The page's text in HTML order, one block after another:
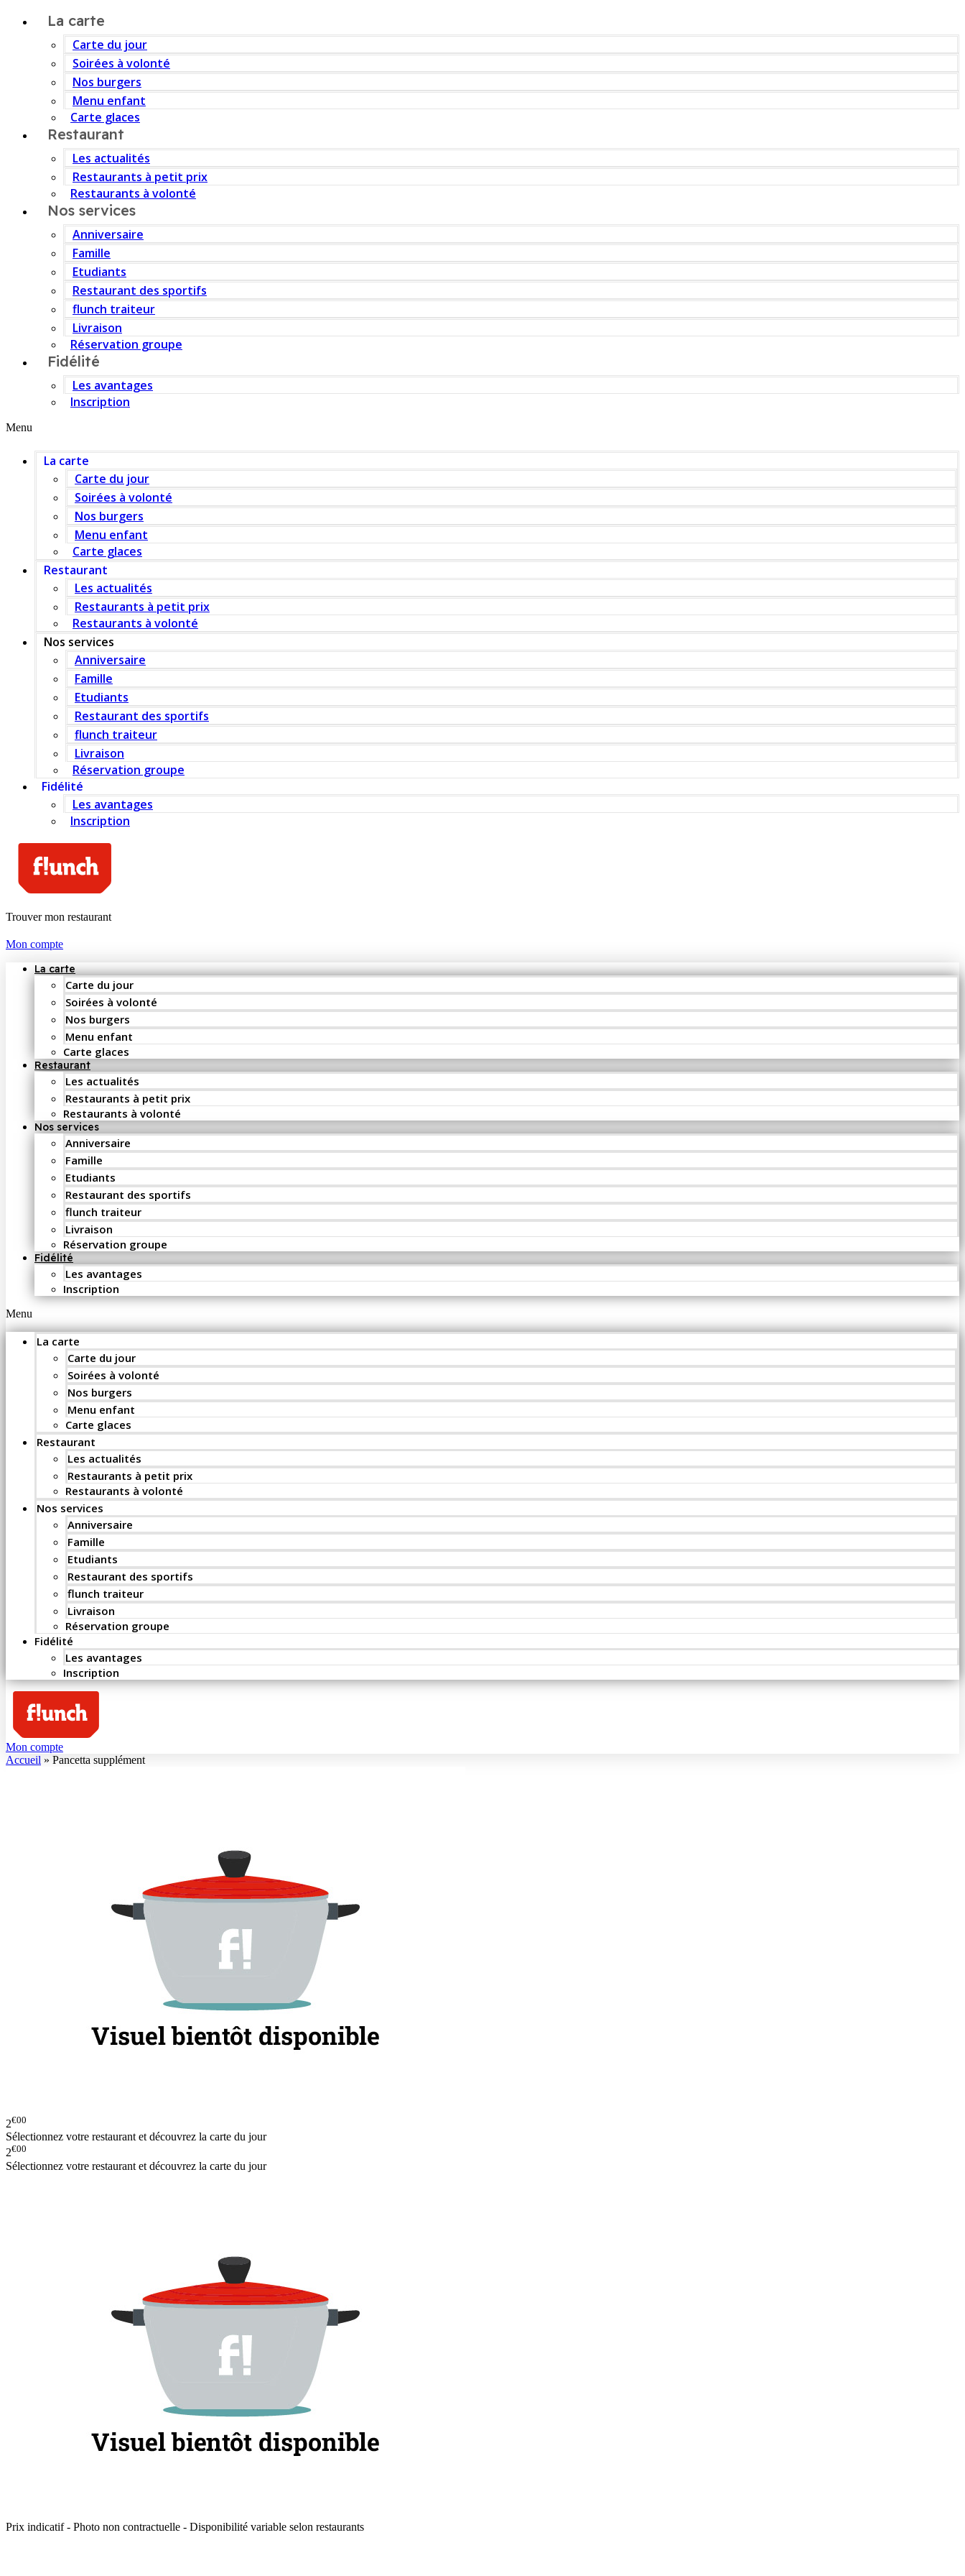
La carte
Carte du jour
Soirées à volonté
Nos burgers
Menu enfant
Carte glaces
Restaurant
Les actualités
Restaurants à petit prix
Restaurants à volonté
Nos services
Anniversaire
Famille
Etudiants
Restaurant des sportifs
flunch traiteur
Livraison
Réservation groupe
Fidélité
Les avantages
Inscription
Menu
La carte
Carte du jour
Soirées à volonté
Nos burgers
Menu enfant
Carte glaces
Restaurant
Les actualités
Restaurants à petit prix
Restaurants à volonté
Nos services
Anniversaire
Famille
Etudiants
Restaurant des sportifs
flunch traiteur
Livraison
Réservation groupe
Fidélité
Les avantages
Inscription
Trouver mon restaurant
Mon compte
La carte
Carte du jour
Soirées à volonté
Nos burgers
Menu enfant
Carte glaces
Restaurant
Les actualités
Restaurants à petit prix
Restaurants à volonté
Nos services
Anniversaire
Famille
Etudiants
Restaurant des sportifs
flunch traiteur
Livraison
Réservation groupe
Fidélité
Les avantages
Inscription
Menu
La carte
Carte du jour
Soirées à volonté
Nos burgers
Menu enfant
Carte glaces
Restaurant
Les actualités
Restaurants à petit prix
Restaurants à volonté
Nos services
Anniversaire
Famille
Etudiants
Restaurant des sportifs
flunch traiteur
Livraison
Réservation groupe
Fidélité
Les avantages
Inscription
Mon compte
Accueil » Pancetta supplément
2€00
Sélectionnez votre restaurant et découvrez la carte du jour
2€00
Sélectionnez votre restaurant et découvrez la carte du jour
Prix indicatif - Photo non contractuelle - Disponibilité variable selon restaurants